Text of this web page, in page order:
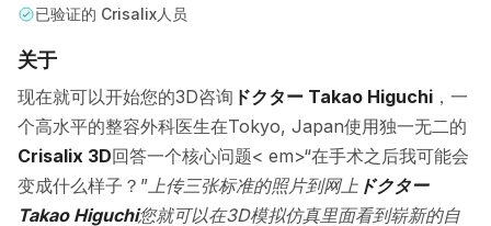
已验证的 Crisalix人员
关于
现在就可以开始您的3D咨询 ドクター Takao Higuchi ，一
个高水平的整容外科医生在Tokyo, Japan使用独一无二的
Crisalix 3D回答一个核心问题< em>“在手术之后我可能会
变成什么样子？” 上传三张标准的照片到网上 ドクター
Takao Higuchi您就可以在3D模拟仿真里面看到崭新的自